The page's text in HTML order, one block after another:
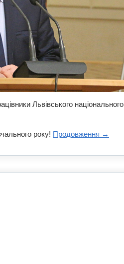
Львівського національного
року! Продовження →